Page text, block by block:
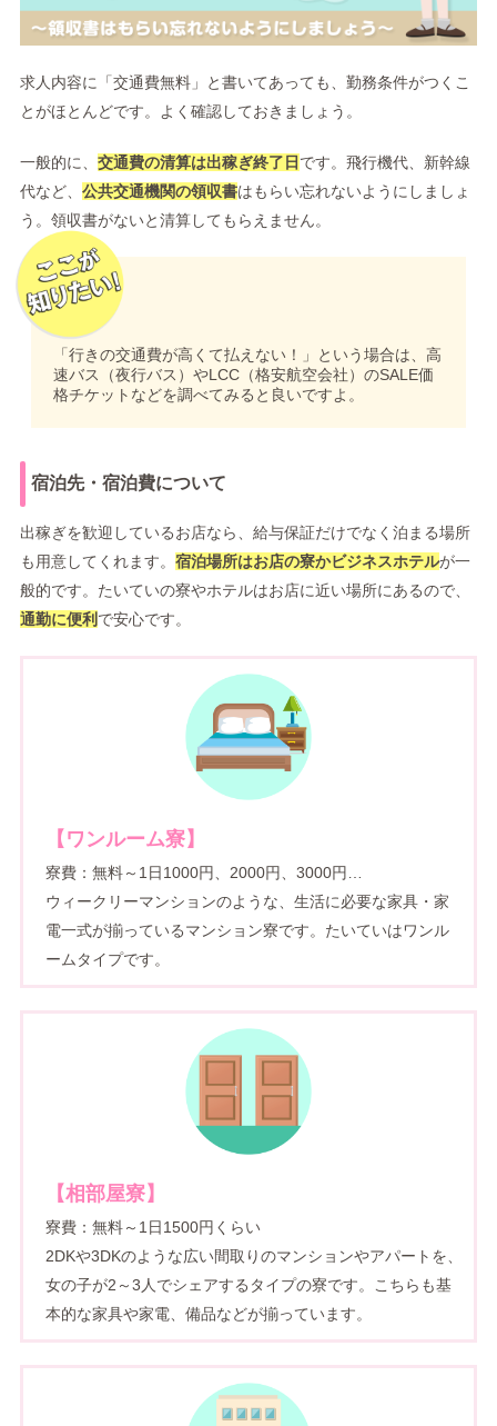
求人内容に「交通費無料」と書いてあっても、勤務条件がつくこ
とがほとんどです。よく確認しておきましょう。
一般的に、 交通費の清算は出稼ぎ終了日 です。飛行機代、新幹線
代など、 公共交通機関の領収書はもらい忘れないようにしましょ
う。領収書がないと清算してもらえません。
「行きの交通費が高くて払えない！」という場合は、高
速バス（夜行バス）やLCC（格安航空会社）のSALE価
格チケットなどを調べてみると良いですよ。
宿泊先・宿泊費について
出稼ぎを歓迎しているお店なら、給与保証だけでなく泊まる場所
も用意してくれます。 宿泊場所はお店の寮かビジネスホテルが一
般的です。たいていの寮やホテルはお店に近い場所にあるので、
通勤に便利 で安心です。
【ワンルーム寮】
寮費：無料～1日1000円、2000円、3000円…
ウィークリーマンションのような、生活に必要な家具・家
電一式が揃っているマンション寮です。たいていはワンル
ームタイプです。
【相部屋寮】
寮費：無料～1日1500円くらい
2DKや3DKのような広い間取りのマンションやアパートを、
女の子が2～3人でシェアするタイプの寮です。こちらも基
本的な家具や家電、備品などが揃っています。